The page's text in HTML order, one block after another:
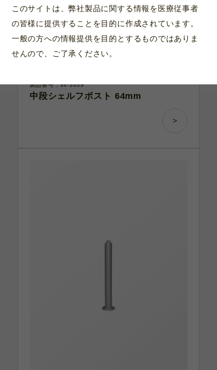
このサイトは、弊社製品に関する情報を医療従事者
の皆様に提供することを目的に作成されています。
一般の方への情報提供を目的とするものではありま
せんので、ご了承ください。
製品番号：IN-3639
中段シェルフポスト 64mm